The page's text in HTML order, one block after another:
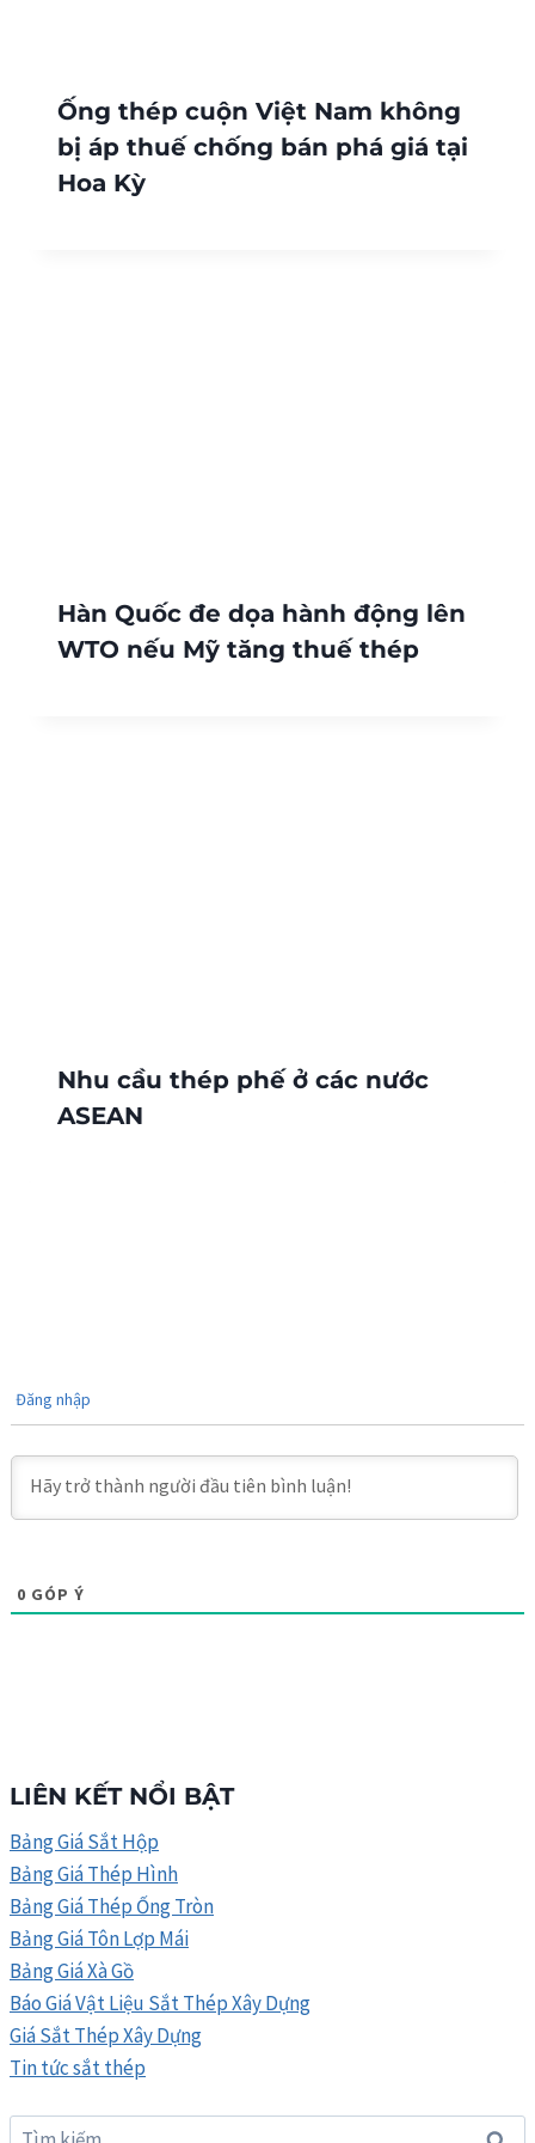
Ống thép cuộn Việt Nam không
bị áp thuế chống bán phá giá tại
Hoa Kỳ
Hàn Quốc đe dọa hành động lên
WTO nếu Mỹ tăng thuế thép
Nhu cầu thép phế ở các nước
ASEAN
Đăng nhập
0 GÓP Ý
LIÊN KẾT NỔI BẬT
Bảng Giá Sắt Hộp
Bảng Giá Thép Hình
Bảng Giá Thép Ống Tròn
Bảng Giá Tôn Lợp Mái
Bảng Giá Xà Gồ
Báo Giá Vật Liệu Sắt Thép Xây Dựng
Giá Sắt Thép Xây Dựng
Tin tức sắt thép
Tìm